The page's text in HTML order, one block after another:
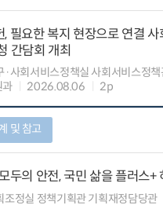
, 필요한 복지 현장으로 연결
간담회 개최
·사회서비스정책실 사회서비스정책
과
2026.08.06 2p
및 참고
두의 안전, 국민 삶을 플러스+
조정실 정책기획관 기획재정담당관